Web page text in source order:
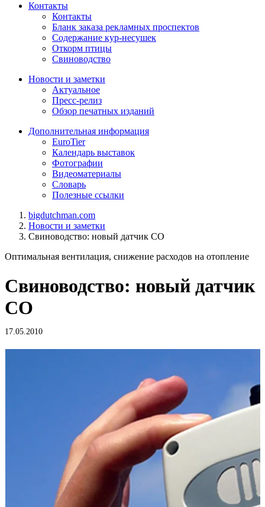
Контакты
Контакты
Бланк заказа рекламных проспектов
Содержание кур-несушек
Откорм птицы
Свиноводство
Новости и заметки
Актуальное
Пресс-релиз
Обзор печатных изданий
Дополнительная информация
EuroTier
Календарь выставок
Фотографии
Видеоматериалы
Словарь
Полезные ссылки
bigdutchman.com
Новости и заметки
Свиноводство: новый датчик CO
Оптимальная вентилация, снижение расходов на отопление
Свиноводство: новый датчик
CO
17.05.2010